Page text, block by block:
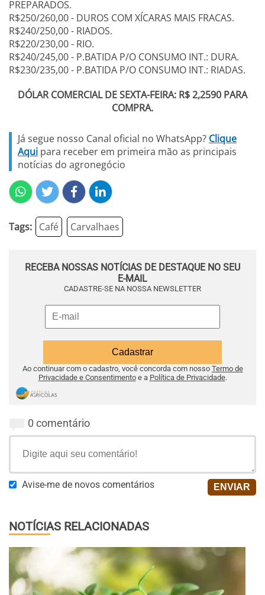
PREPARADOS.
R$250/260,00 - DUROS COM XÍCARAS MAIS FRACAS.
R$240/250,00 - RIADOS.
R$220/230,00 - RIO.
R$240/245,00 - P.BATIDA P/O CONSUMO INT.: DURA.
R$230/235,00 - P.BATIDA P/O CONSUMO INT.: RIADAS.
DÓLAR COMERCIAL DE SEXTA-FEIRA: R$ 2,2590 PARA
COMPRA.
Já segue nosso Canal oficial no WhatsApp? Clique
Aqui para receber em primeira mão as principais
notícias do agronegócio
Tags: Café Carvalhaes
RECEBA NOSSAS NOTÍCIAS DE DESTAQUE NO SEU
E-MAIL
CADASTRE-SE NA NOSSA NEWSLETTER
Ao continuar com o cadastro, você concorda com nosso Termo de
Privacidade e Consentimentoe a Política de Privacidade.
0 comentário
Avise-me de novos comentários
NOTÍCIAS RELACIONADAS